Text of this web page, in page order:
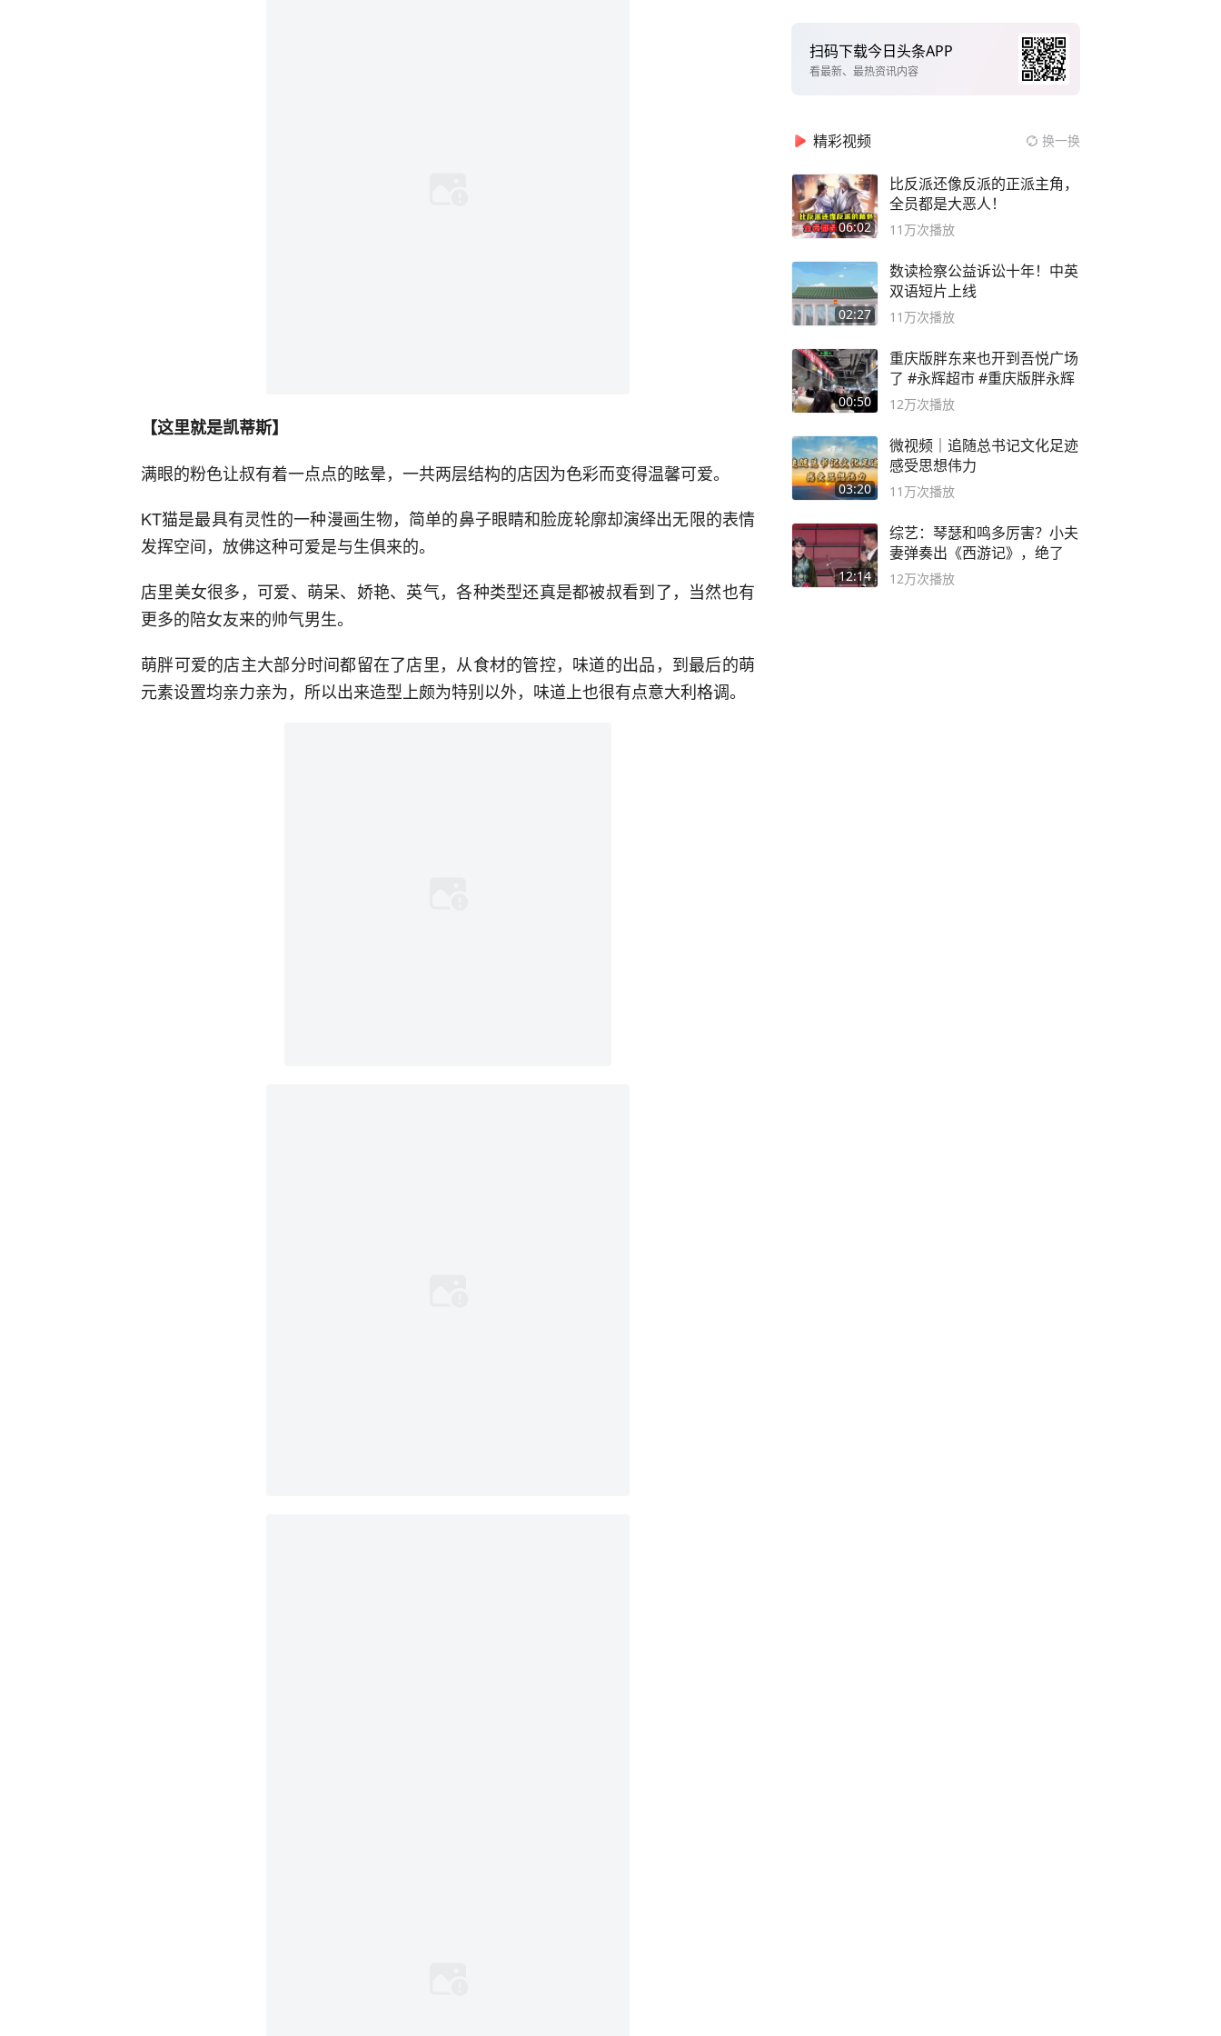
【这里就是凯蒂斯】
满眼的粉色让叔有着一点点的眩晕，一共两层结构的店因为色彩而变得温馨可爱。
KT猫是最具有灵性的一种漫画生物，简单的鼻子眼睛和脸庞轮廓却演绎出无限的表情
发挥空间，放佛这种可爱是与生俱来的。
店里美女很多，可爱、萌呆、娇艳、英气，各种类型还真是都被叔看到了，当然也有
更多的陪女友来的帅气男生。
萌胖可爱的店主大部分时间都留在了店里，从食材的管控，味道的出品，到最后的萌
元素设置均亲力亲为，所以出来造型上颇为特别以外，味道上也很有点意大利格调。
扫码下载今日头条APP
看最新、最热资讯内容
精彩视频 换一换
06:02
比反派还像反派的正派主角，
全员都是大恶人！
11万次播放
02:27
数读检察公益诉讼十年！中英
双语短片上线
11万次播放
00:50
重庆版胖东来也开到吾悦广场
了 #永辉超市 #重庆版胖永辉
12万次播放
03:20
微视频｜追随总书记文化足迹
感受思想伟力
11万次播放
12:14
综艺：琴瑟和鸣多厉害？小夫
妻弹奏出《西游记》，绝了
12万次播放